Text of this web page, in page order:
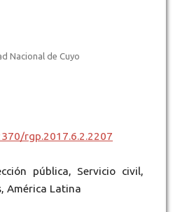
Nacional de Cuyo
rgp.2017.6.2.2207
pública, Servicio civil,
América Latina